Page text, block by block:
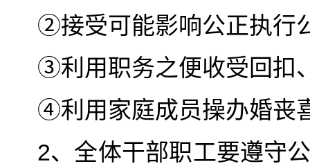
②接受可能影响公正执行
③利用职务之便收受回扣
④利用家庭成员操办婚丧
2、全体干部职工要遵守